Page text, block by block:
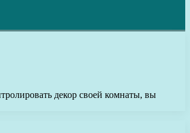
декор своей комнаты, вы